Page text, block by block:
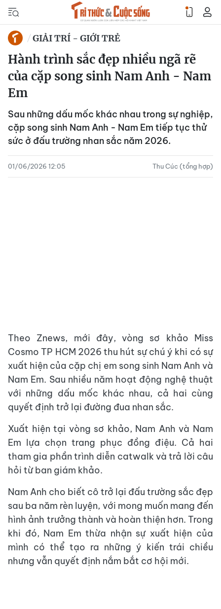
GIẢI TRÍ - GIỚI TRẺ
Hành trình sắc đẹp nhiều ngã rẽ
của cặp song sinh Nam Anh - Nam
Em
Sau những dấu mốc khác nhau trong sự nghiệp,
cặp song sinh Nam Anh - Nam Em tiếp tục thử
sức ở đấu trường nhan sắc năm 2026.
01/06/2026 12:05 Thu Cúc (tổng hợp)
Theo Znews, mới đây, vòng sơ khảo Miss
Cosmo TP HCM 2026 thu hút sự chú ý khi có sự
xuất hiện của cặp chị em song sinh Nam Anh và
Nam Em. Sau nhiều năm hoạt động nghệ thuật
với những dấu mốc khác nhau, cả hai cùng
quyết định trở lại đường đua nhan sắc.
Xuất hiện tại vòng sơ khảo, Nam Anh và Nam
Em lựa chọn trang phục đồng điệu. Cả hai
tham gia phần trình diễn catwalk và trả lời câu
hỏi từ ban giám khảo.
Nam Anh cho biết cô trở lại đấu trường sắc đẹp
sau ba năm rèn luyện, với mong muốn mang đến
hình ảnh trưởng thành và hoàn thiện hơn. Trong
khi đó, Nam Em thừa nhận sự xuất hiện của
mình có thể tạo ra những ý kiến trái chiều
nhưng vẫn quyết định nắm bắt cơ hội mới.